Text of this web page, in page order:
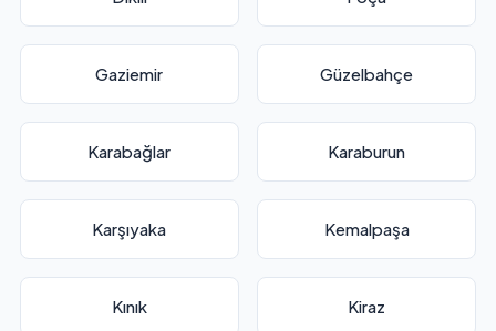
Gaziemir Güzelbahçe
Karabağlar Karaburun
Karşıyaka Kemalpaşa
Kınık Kiraz